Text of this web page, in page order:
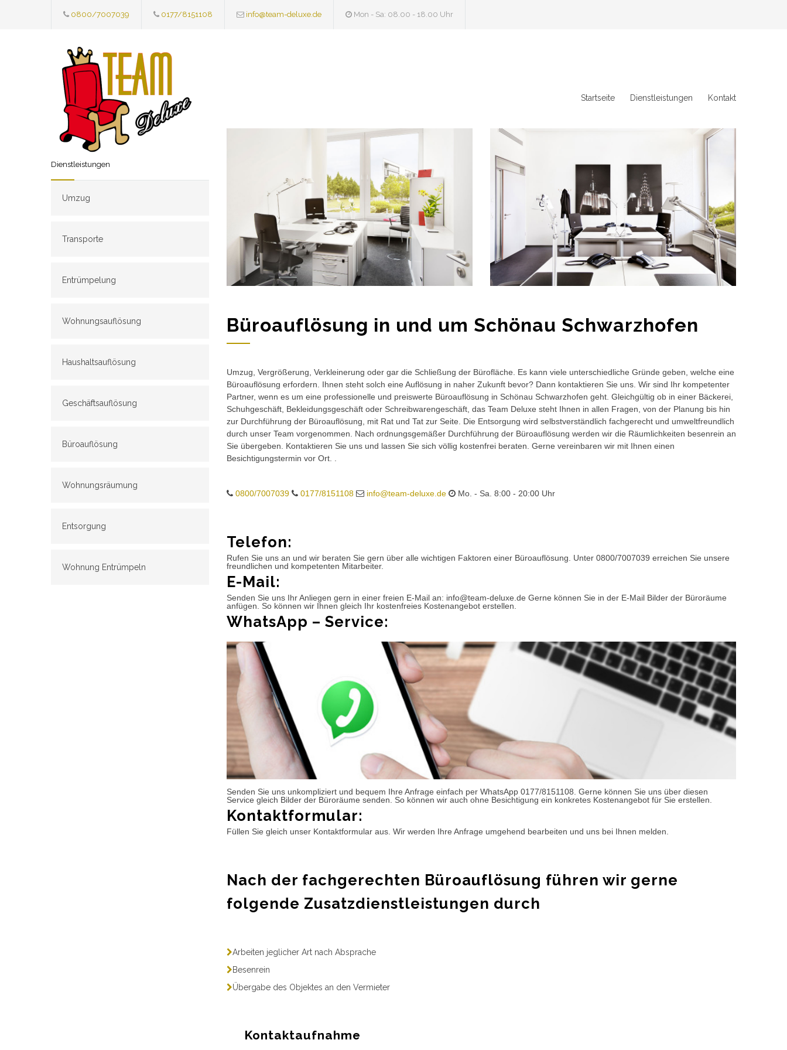
0800/7007039 0177/8151108 info@team-deluxe.de Mon - Sa: 08.00 - 18.00 Uhr
Startseite Dienstleistungen Kontakt
Dienstleistungen
Umzug
Transporte
Entrümpelung
Wohnungsauflösung
Haushaltsauflösung
Geschäftsauflösung
Büroauflösung
Wohnungsräumung
Entsorgung
Wohnung Entrümpeln
Büroauflösung in und um Schönau Schwarzhofen
Umzug, Vergrößerung, Verkleinerung oder gar die Schließung der Bürofläche. Es kann viele unterschiedliche Gründe geben, welche eine
Büroauflösung erfordern. Ihnen steht solch eine Auflösung in naher Zukunft bevor? Dann kontaktieren Sie uns. Wir sind Ihr kompetenter
Partner, wenn es um eine professionelle und preiswerte Büroauflösung in Schönau Schwarzhofen geht. Gleichgültig ob in einer Bäckerei,
Schuhgeschäft, Bekleidungsgeschäft oder Schreibwarengeschäft, das Team Deluxe steht Ihnen in allen Fragen, von der Planung bis hin
zur Durchführung der Büroauflösung, mit Rat und Tat zur Seite. Die Entsorgung wird selbstverständlich fachgerecht und umweltfreundlich
durch unser Team vorgenommen. Nach ordnungsgemäßer Durchführung der Büroauflösung werden wir die Räumlichkeiten besenrein an
Sie übergeben. Kontaktieren Sie uns und lassen Sie sich völlig kostenfrei beraten. Gerne vereinbaren wir mit Ihnen einen
Besichtigungstermin vor Ort. .
0800/7007039 0177/8151108 info@team-deluxe.de Mo. - Sa. 8:00 - 20:00 Uhr
Telefon:
Rufen Sie uns an und wir beraten Sie gern über alle wichtigen Faktoren einer Büroauflösung. Unter 0800/7007039 erreichen Sie unsere
freundlichen und kompetenten Mitarbeiter.
E-Mail:
Senden Sie uns Ihr Anliegen gern in einer freien E-Mail an: info@team-deluxe.de Gerne können Sie in der E-Mail Bilder der Büroräume
anfügen. So können wir Ihnen gleich Ihr kostenfreies Kostenangebot erstellen.
WhatsApp – Service:
Senden Sie uns unkompliziert und bequem Ihre Anfrage einfach per WhatsApp 0177/8151108. Gerne können Sie uns über diesen
Service gleich Bilder der Büroräume senden. So können wir auch ohne Besichtigung ein konkretes Kostenangebot für Sie erstellen.
Kontaktformular:
Füllen Sie gleich unser Kontaktformular aus. Wir werden Ihre Anfrage umgehend bearbeiten und uns bei Ihnen melden.
Nach der fachgerechten Büroauflösung führen wir gerne
folgende Zusatzdienstleistungen durch
Arbeiten jeglicher Art nach Absprache
Besenrein
Übergabe des Objektes an den Vermieter
Kontaktaufnahme